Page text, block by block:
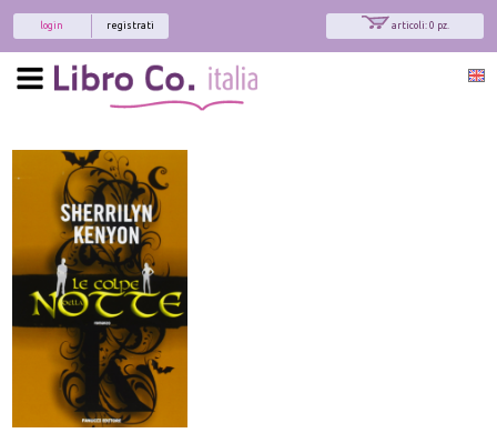
articoli: 0 pz.
registrati
login
Interessato ai nostri libri?
Allora iscriviti alla nostra newsletter!
Sarai informato delle nostre novità, potrai
comunque cancellarti quando desideri.
modulo di iscrizione